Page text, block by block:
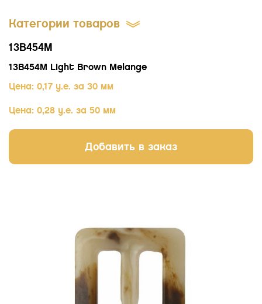
Категории товаров
13B454М
13B454М Light Brown Melange
Цена: 0,17 у.е. за 30 мм
Цена: 0,28 у.е. за 50 мм
Добавить в заказ